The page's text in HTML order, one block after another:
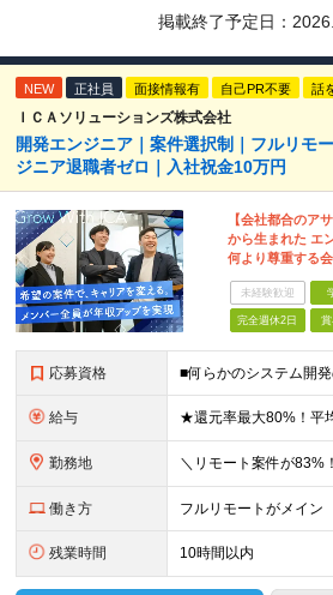
掲載終了予定日：
NEW 正社員 面接情報有 自己PR不要 話
ＩＣＡソリューションズ株式会社
開発エンジニア｜案件選択制｜フルリモ
ジニア退職者ゼロ｜入社祝金10万円
【会社都合のア
から生まれた エ
何より尊重する会
未経験歓迎
完全週休2日
応募資格
給与
勤務地
働き方 フルリモートがメイン
残業時間 10時間以内